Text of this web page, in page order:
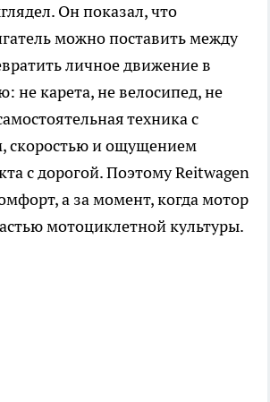
Он показал, что
можно поставить между
личное движение в
не карета, не велосипед, не
техника с
скоростью и ощущением
с дорогой. Поэтому Reitwagen
а за момент, когда мотор
мотоциклетной культуры.